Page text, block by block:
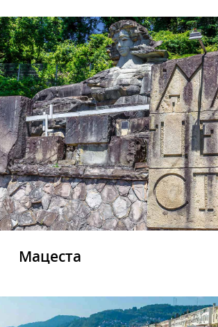
Мацеста